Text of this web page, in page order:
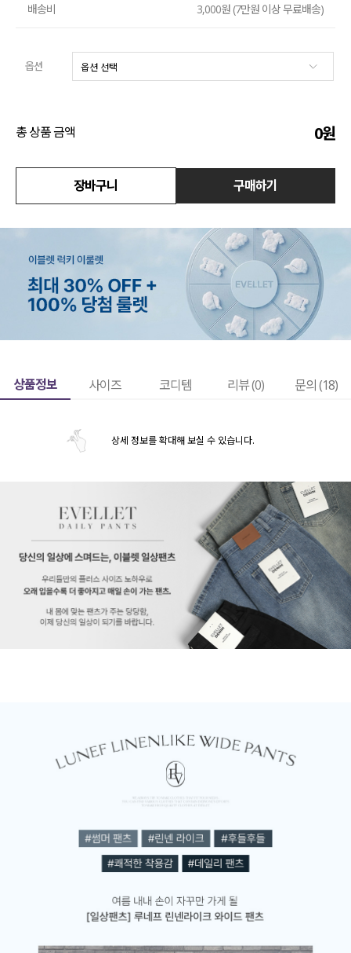
코디템
배송비 3,000원 (7만원 이상 무료배송)
옵션
총 상품 금액 0원
장바구니 구매하기
상품정보 사이즈 코디템 리뷰 (0) 문의 (18)
상세 정보를 확대해 보실 수 있습니다.